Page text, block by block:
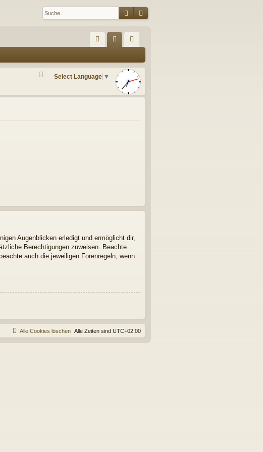
SucheErweiterte Suche
Q m
el
ist
rie
Select Language ▼
Augenblicken erledigt und ermöglicht dir,
Berechtigungen zuweisen. Beachte
auch die jeweiligen Forenregeln, wenn
Alle Zeiten sind UTC+02:00
Alle Cookies löschen